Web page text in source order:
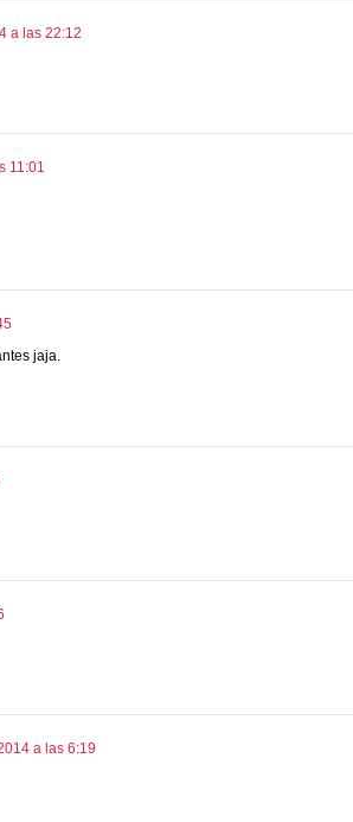
a las 22:12
11:01
jaja.
a las 6:19